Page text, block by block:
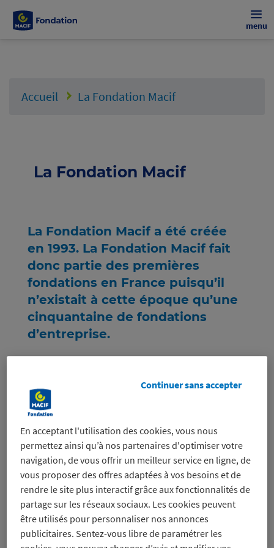
menu
Accueil La Fondation Macif
La Fondation Macif
La Fondation Macif a été créée
en 1993. La Fondation Macif fait
donc partie des premières
fondations en France puisqu’il
n’existait à cette époque qu’une
cinquantaine de fondations
d’entreprise.
Forte de sonancrage territorial(10
chargé.e.s de mission couvrent
l'ensemble des régions de France
En acceptant l'utilisation des cookies, vous nous
permettez ainsi qu’à nos partenaires d'optimiser votre
navigation, de vous offrir un meilleur service en ligne, de
vous proposer des offres adaptées à vos besoins et de
rendre le site plus interactif grâce aux fonctionnalités de
partage sur les réseaux sociaux. Les cookies peuvent
être utilisés pour personnaliser nos annonces
publicitaires. Sentez-vous libre de paramétrer les
Continuer sans accepter